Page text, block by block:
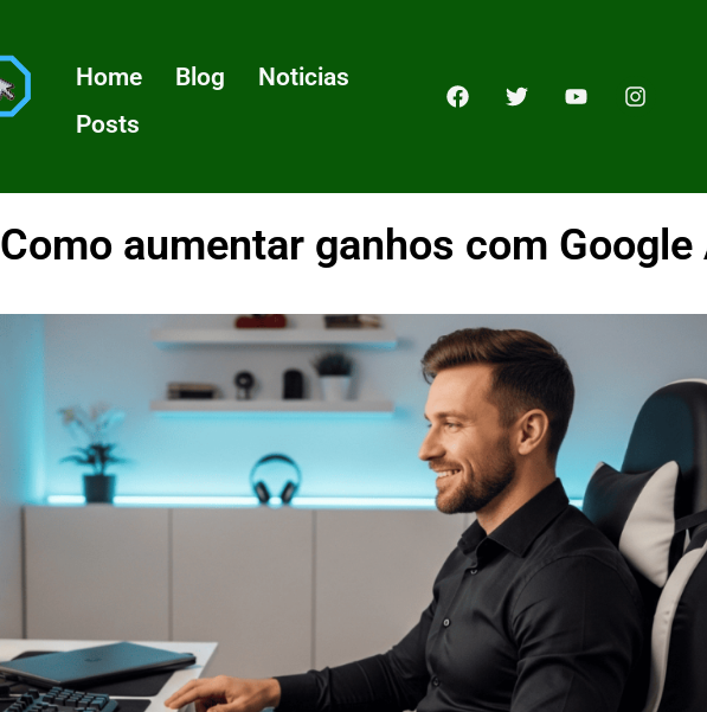
Home Blog
Noticias
Posts
Como aumentar ganhos com Google